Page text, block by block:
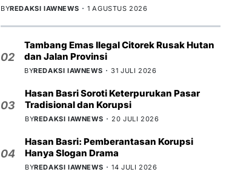
BYREDAKSI IAWNEWS 1 AGUSTUS 2026
02
Tambang Emas Ilegal Citorek Rusak Hutan
dan Jalan Provinsi
BYREDAKSI IAWNEWS 31 JULI 2026
03
Hasan Basri Soroti Keterpurukan Pasar
Tradisional dan Korupsi
BYREDAKSI IAWNEWS 20 JULI 2026
04
Hasan Basri: Pemberantasan Korupsi
Hanya Slogan Drama
BYREDAKSI IAWNEWS 14 JULI 2026